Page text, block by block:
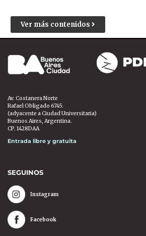
Ver más contenidos
Av. Costanera Norte
Rafael Obligado 6745.
(adyacente a Ciudad Universitaria)
Buenos Aires, Argentina.
CP. 1428DAA
Entrada libre y gratuita
SEGUINOS
Instagram
Facebook